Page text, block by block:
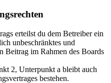
erteilst du dem Betreiber ein
unbeschränktes und
Beitrag im Rahmen des Boards
2, Unterpunkt a bleibt auch
bestehen.